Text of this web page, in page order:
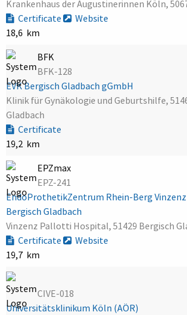
Krankenhaus der Augustinerinnen Köln,
Certificate
Website
18,6 km
BFK
BFK-128
EVK Bergisch Gladbach gGmbH
Klinik für Gynäkologie und Geburtshilfe,
Gladbach
Certificate
19,2 km
EPZmax
EPZ-241
EndoProthetikZentrum Rhein-Berg
Bergisch Gladbach
Vinzenz Pallotti Hospital, 51429 Bergisch
Certificate
Website
19,7 km
CIVE-018
Universitätsklinikum Köln (AÖR)